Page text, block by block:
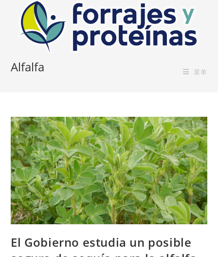
content
菜单
Alfalfa
El Gobierno estudia un posible